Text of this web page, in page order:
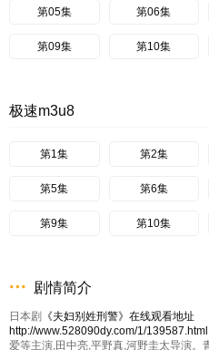
第05集 第06集
第09集 第10集
极速m3u8
第1集 第2集
第5集 第6集
第9集 第10集
剧情简介
日本剧
《夫妇别姓刑警》在线观看地址
http://www.528090dy.com/1/139587.html
爱等主演,田中亮,平野真,河野圭太导演